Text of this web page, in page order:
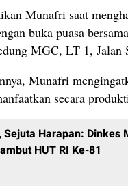
Munafri saat
buka puasa
MGC, LT 1,
Munafri
secara
Sejuta Harapan: Dinkes
HUT RI Ke-81